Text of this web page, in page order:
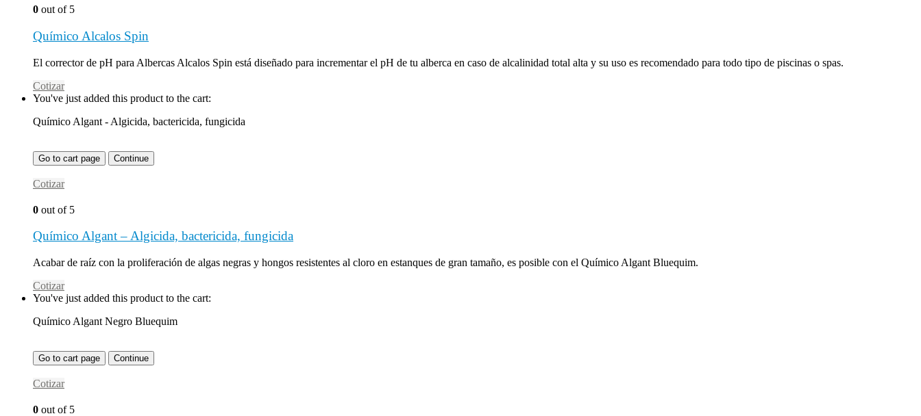
0 out of 5
Químico Alcalos Spin
El corrector de pH para Albercas Alcalos Spin está diseñado para incrementar el pH de tu alberca en caso de alcalinidad total alta y su uso es recomendado para todo tipo de piscinas o spas.
Cotizar
You've just added this product to the cart:
Químico Algant - Algicida, bactericida, fungicida
Go to cart page Continue
Cotizar
0 out of 5
Químico Algant – Algicida, bactericida, fungicida
Acabar de raíz con la proliferación de algas negras y hongos resistentes al cloro en estanques de gran tamaño, es posible con el Químico Algant Bluequim.
Cotizar
You've just added this product to the cart:
Químico Algant Negro Bluequim
Go to cart page Continue
Cotizar
0 out of 5